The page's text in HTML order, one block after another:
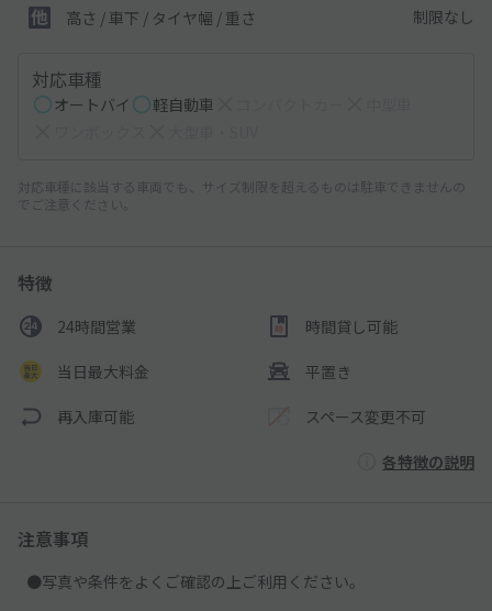
高さ / 車下 / タイヤ幅 / 重さ 制限なし
対応車種
オートバイ 軽自動車
対応車種に該当する車両でも、サイズ制限を超えるものは駐車できませんの
でご注意ください。
特徴
24時間営業 時間貸し可能
当日最大料金 平置き
再入庫可能 スペース変更不可
各特徴の説明
注意事項
●写真や条件をよくご確認の上ご利用ください。